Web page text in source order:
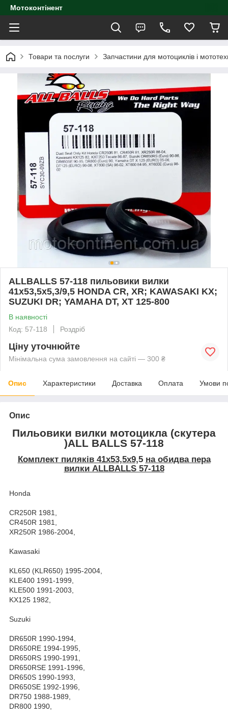
Мотоконтінент
Товари та послуги Запчастини для мотоциклів і
ALLBALLS 57-118 пильовики вилки
41x53,5x5,3/9,5 HONDA CR, XR; KAWASAKI KX;
SUZUKI DR; YAMAHA DT, XT 125-800
В наявності
Код: 57-118
Роздріб
Ціну уточнюйте
Мінімальна сума замовлення на сайті — 300 ₴
Опис Характеристики Доставка Оплата Умови
Опис
Пильовики вилки мотоцикла (скутера
)ALL BALLS 57-118
Комплект пиляків 41x53,5x9,5 на обидва пера
вилки ALLBALLS 57-118
Honda
CR250R 1981,
CR450R 1981,
XR250R 1986-2004,
Kawasaki
KL650 (KLR650) 1995-2004,
KLE400 1991-1999,
KLE500 1991-2003,
KX125 1982,
Suzuki
DR650R 1990-1994,
DR650RE 1994-1995,
DR650RS 1990-1991,
DR650RSE 1991-1996,
DR650S 1990-1993,
DR650SE 1992-1996,
DR750 1988-1989,
DR800 1990,